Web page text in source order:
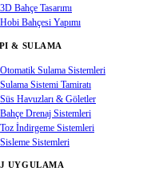
3D Bahçe Tasarımı
Hobi Bahçesi Yapımı
& SULAMA
Otomatik Sulama Sistemleri
Sulama Sistemi Tamiratı
Süs Havuzları & Göletler
Bahçe Drenaj Sistemleri
Toz İndirgeme Sistemleri
Sisleme Sistemleri
UYGULAMA